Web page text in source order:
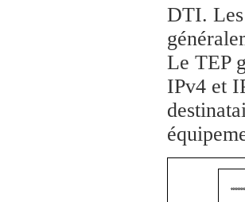
DTI. Les
Le TEP
IPv4 et